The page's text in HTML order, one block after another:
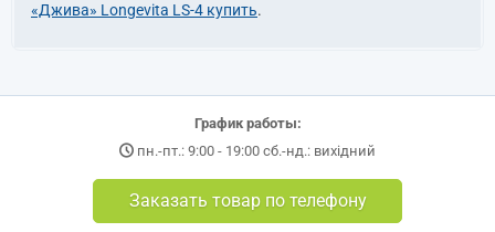
«Джива» Longevita LS-4 купить.
График работы:
пн.-пт.: 9:00 - 19:00 сб.-нд.: вихідний
Заказать товар по телефону